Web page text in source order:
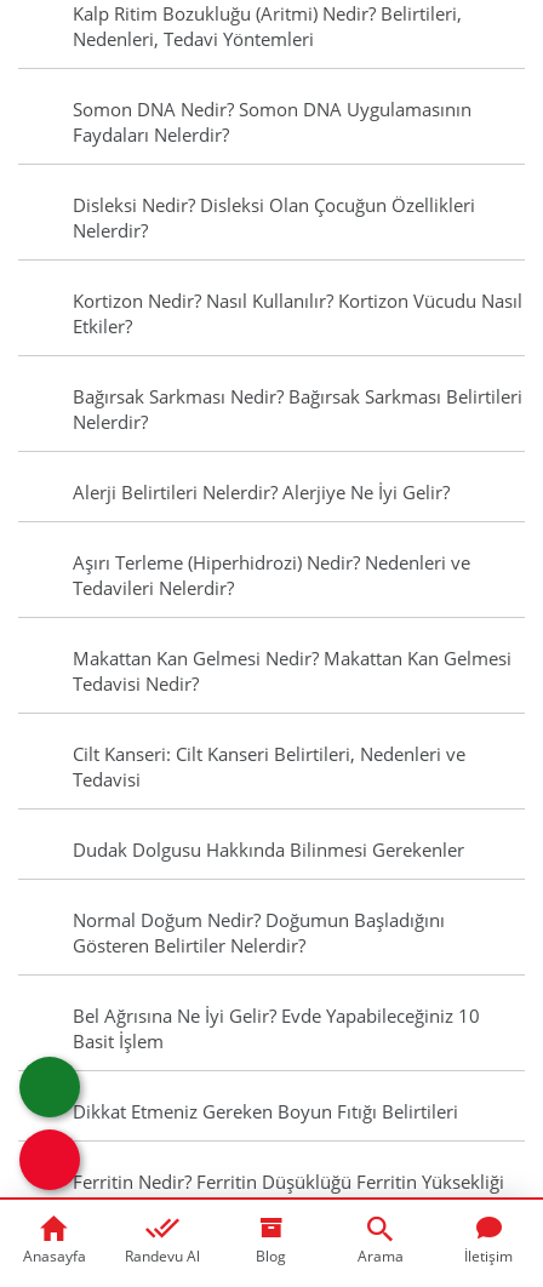
Kalp Ritim Bozukluğu (Aritmi) Nedir? Belirtileri,
Nedenleri, Tedavi Yöntemleri
Somon DNA Nedir? Somon DNA Uygulamasının
Faydaları Nelerdir?
Disleksi Nedir? Disleksi Olan Çocuğun Özellikleri
Nelerdir?
Kortizon Nedir? Nasıl Kullanılır? Kortizon Vücudu Nasıl
Etkiler?
Bağırsak Sarkması Nedir? Bağırsak Sarkması Belirtileri
Nelerdir?
Alerji Belirtileri Nelerdir? Alerjiye Ne İyi Gelir?
Aşırı Terleme (Hiperhidrozi) Nedir? Nedenleri ve
Tedavileri Nelerdir?
Makattan Kan Gelmesi Nedir? Makattan Kan Gelmesi
Tedavisi Nedir?
Cilt Kanseri: Cilt Kanseri Belirtileri, Nedenleri ve
Tedavisi
Dudak Dolgusu Hakkında Bilinmesi Gerekenler
Normal Doğum Nedir? Doğumun Başladığını
Gösteren Belirtiler Nelerdir?
Bel Ağrısına Ne İyi Gelir? Evde Yapabileceğiniz 10
Basit İşlem
Dikkat Etmeniz Gereken Boyun Fıtığı Belirtileri
Ferritin Nedir? Ferritin Düşüklüğü Ferritin Yüksekliği
Nedir?
Anasayfa Randevu Al Blog Arama İletişim